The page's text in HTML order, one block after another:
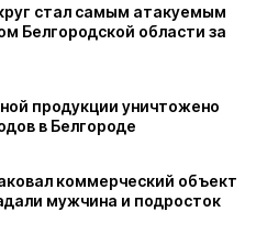
стал самым атакуемым
Белгородской области за
продукции уничтожено
в Белгороде
коммерческий объект
мужчина и подросток